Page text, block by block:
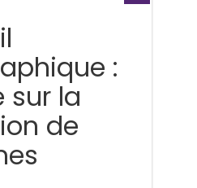
:
sur la
de